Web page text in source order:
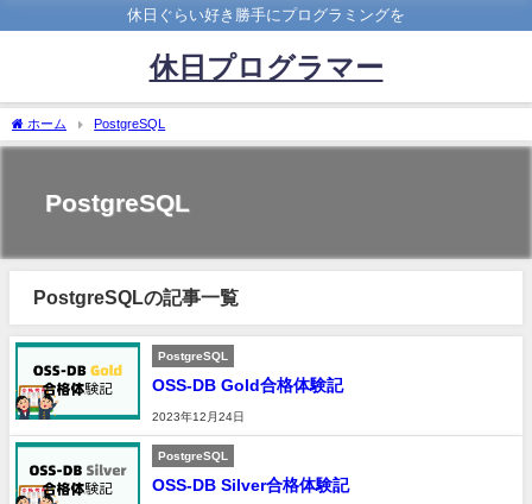
休日ぐらい好き勝手にプログラミングを
休日プログラマー
ホーム PostgreSQL
PostgreSQL
PostgreSQLの記事一覧
PostgreSQL
OSS-DB Gold合格体験記
2023年12月24日
PostgreSQL
OSS-DB Silver合格体験記